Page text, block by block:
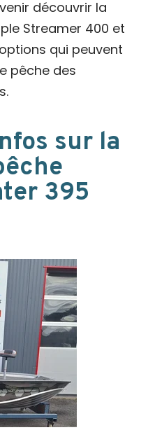
découvrir la
Streamer 400 et
qui peuvent
pêche des
sur la
395